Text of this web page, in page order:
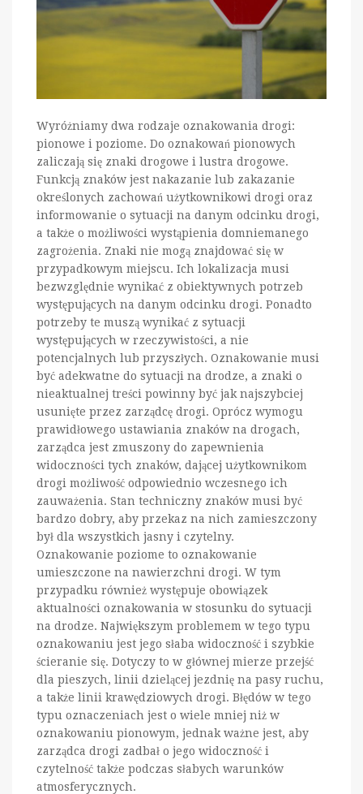
Wyróżniamy dwa rodzaje oznakowania drogi:
pionowe i poziome. Do oznakowań pionowych
zaliczają się znaki drogowe i lustra drogowe.
Funkcją znaków jest nakazanie lub zakazanie
określonych zachowań użytkownikowi drogi oraz
informowanie o sytuacji na danym odcinku drogi,
a także o możliwości wystąpienia domniemanego
zagrożenia. Znaki nie mogą znajdować się w
przypadkowym miejscu. Ich lokalizacja musi
bezwzględnie wynikać z obiektywnych potrzeb
występujących na danym odcinku drogi. Ponadto
potrzeby te muszą wynikać z sytuacji
występujących w rzeczywistości, a nie
potencjalnych lub przyszłych. Oznakowanie musi
być adekwatne do sytuacji na drodze, a znaki o
nieaktualnej treści powinny być jak najszybciej
usunięte przez zarządcę drogi. Oprócz wymogu
prawidłowego ustawiania znaków na drogach,
zarządca jest zmuszony do zapewnienia
widoczności tych znaków, dającej użytkownikom
drogi możliwość odpowiednio wczesnego ich
zauważenia. Stan techniczny znaków musi być
bardzo dobry, aby przekaz na nich zamieszczony
był dla wszystkich jasny i czytelny.
Oznakowanie poziome to oznakowanie
umieszczone na nawierzchni drogi. W tym
przypadku również występuje obowiązek
aktualności oznakowania w stosunku do sytuacji
na drodze. Największym problemem w tego typu
oznakowaniu jest jego słaba widoczność i szybkie
ścieranie się. Dotyczy to w głównej mierze przejść
dla pieszych, linii dzielącej jezdnię na pasy ruchu,
a także linii krawędziowych drogi. Błędów w tego
typu oznaczeniach jest o wiele mniej niż w
oznakowaniu pionowym, jednak ważne jest, aby
zarządca drogi zadbał o jego widoczność i
czytelność także podczas słabych warunków
atmosferycznych.